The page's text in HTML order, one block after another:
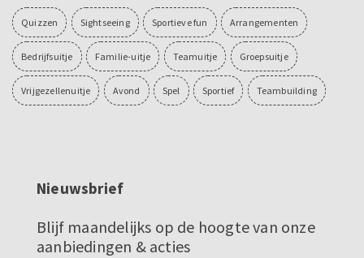
Quizzen Sightseeing Sportieve fun Arrangementen
Bedrijfsuitje Familie-uitje Teamuitje Groepsuitje
Vrijgezellenuitje Avond Spel Sportief Teambuilding
Nieuwsbrief
Blijf maandelijks op de hoogte van onze
aanbiedingen & acties